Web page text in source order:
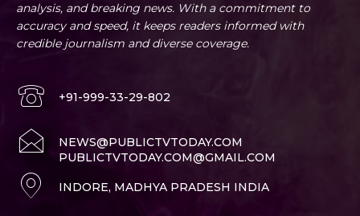
analysis, and breaking news. With a commitment to
accuracy and speed, it keeps readers informed with
credible journalism and diverse coverage.
+91-999-33-29-802
NEWS@PUBLICTVTODAY.COM
PUBLICTVTODAY.COM@GMAIL.COM
INDORE, MADHYA PRADESH INDIA